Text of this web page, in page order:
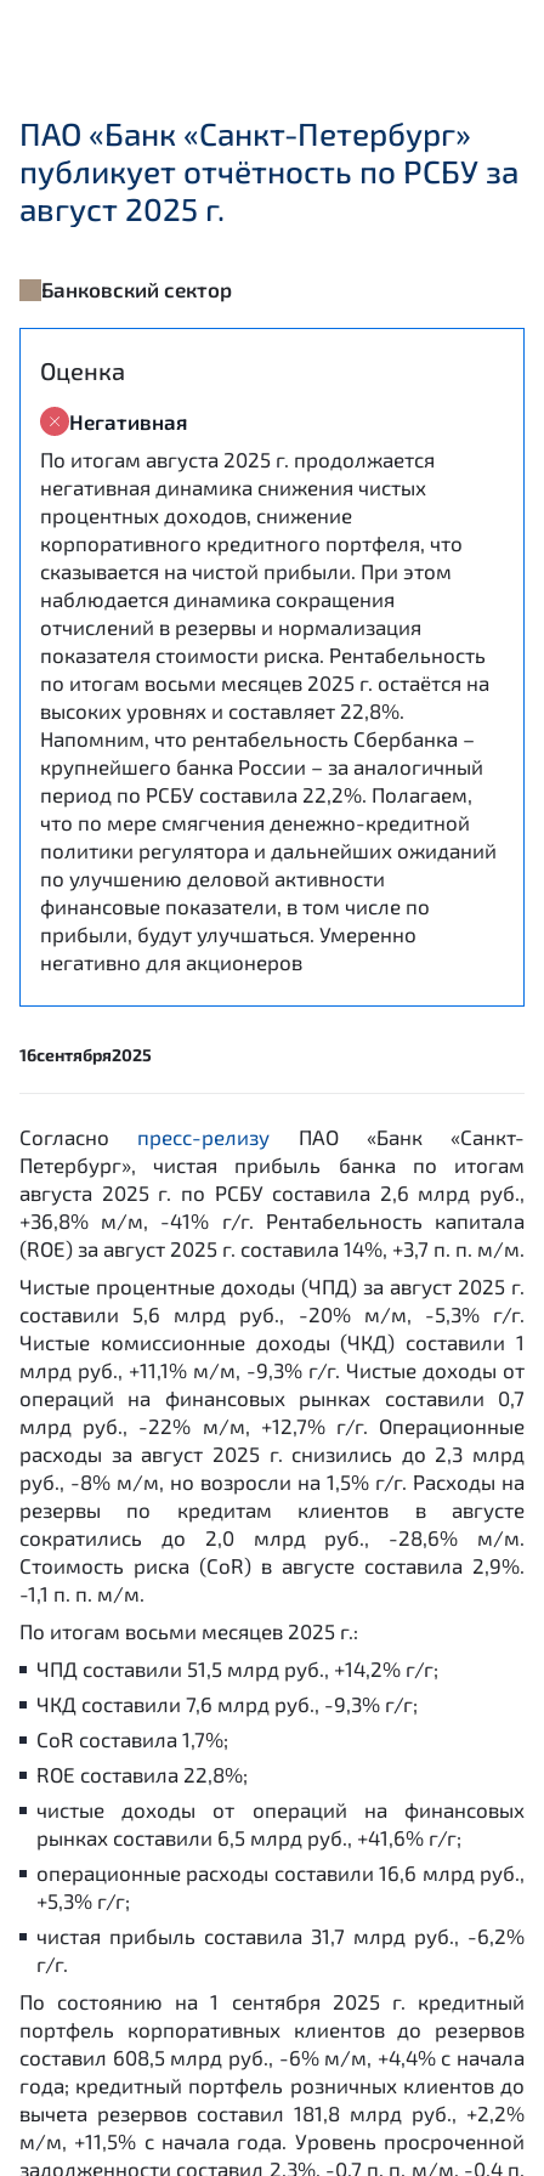
ПАО «Банк «Санкт-Петербург»
публикует отчётность по РСБУ за
август 2025 г.
Банковский сектор
Оценка
Негативная
По итогам августа 2025 г. продолжается
негативная динамика снижения чистых
процентных доходов, снижение
корпоративного кредитного портфеля, что
сказывается на чистой прибыли. При этом
наблюдается динамика сокращения
отчислений в резервы и нормализация
показателя стоимости риска. Рентабельность
по итогам восьми месяцев 2025 г. остаётся на
высоких уровнях и составляет 22,8%.
Напомним, что рентабельность Сбербанка –
крупнейшего банка России – за аналогичный
период по РСБУ составила 22,2%. Полагаем,
что по мере смягчения денежно-кредитной
политики регулятора и дальнейших ожиданий
по улучшению деловой активности
финансовые показатели, в том числе по
прибыли, будут улучшаться. Умеренно
негативно для акционеров
16сентября2025
Согласно пресс-релизу ПАО «Банк «Санкт-
Петербург», чистая прибыль банка по итогам
августа 2025 г. по РСБУ составила 2,6 млрд руб.,
+36,8% м/м, -41% г/г. Рентабельность капитала
(ROE) за август 2025 г. составила 14%, +3,7 п. п. м/м.
Чистые процентные доходы (ЧПД) за август 2025 г.
составили 5,6 млрд руб., -20% м/м, -5,3% г/г.
Чистые комиссионные доходы (ЧКД) составили 1
млрд руб., +11,1% м/м, -9,3% г/г. Чистые доходы от
операций на финансовых рынках составили 0,7
млрд руб., -22% м/м, +12,7% г/г. Операционные
расходы за август 2025 г. снизились до 2,3 млрд
руб., -8% м/м, но возросли на 1,5% г/г. Расходы на
резервы по кредитам клиентов в августе
сократились до 2,0 млрд руб., -28,6% м/м.
Стоимость риска (CoR) в августе составила 2,9%.
-1,1 п. п. м/м.
По итогам восьми месяцев 2025 г.:
ЧПД составили 51,5 млрд руб., +14,2% г/г;
ЧКД составили 7,6 млрд руб., -9,3% г/г;
CoR составила 1,7%;
ROE составила 22,8%;
чистые доходы от операций на финансовых
рынках составили 6,5 млрд руб., +41,6% г/г;
операционные расходы составили 16,6 млрд руб.,
+5,3% г/г;
чистая прибыль составила 31,7 млрд руб., -6,2%
г/г.
По состоянию на 1 сентября 2025 г. кредитный
портфель корпоративных клиентов до резервов
составил 608,5 млрд руб., -6% м/м, +4,4% с начала
года; кредитный портфель розничных клиентов до
вычета резервов составил 181,8 млрд руб., +2,2%
м/м, +11,5% с начала года. Уровень просроченной
задолженности составил 2,3%, -0,7 п. п. м/м, -0,4 п.